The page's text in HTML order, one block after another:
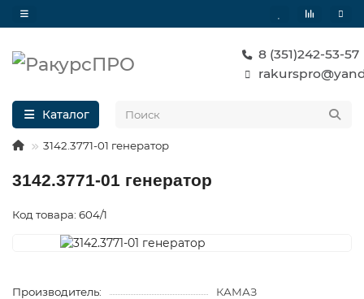
8 (351)242-53-57
Каталог
3142.3771-01 генератор
3142.3771-01 генератор
Код товара: 604/1
Производитель:
КАМАЗ